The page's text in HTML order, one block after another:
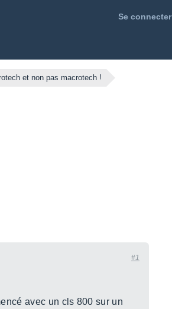
Se connecter
et non pas macrotech !
#1
avec un cls 800 sur un